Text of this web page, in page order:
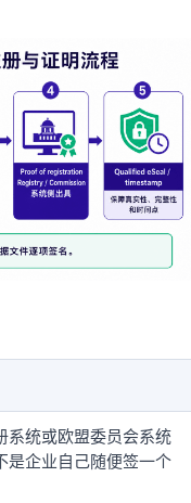
系统或欧盟委员会系统
是企业自己随便签一个